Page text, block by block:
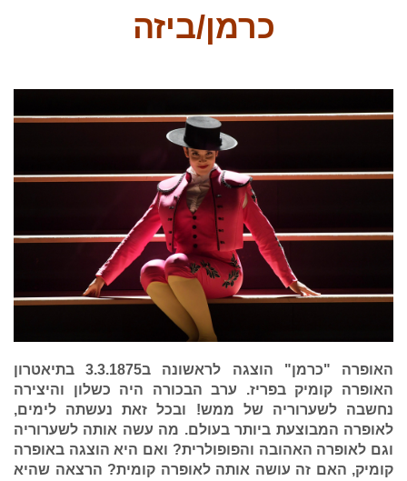
כרמן/ביזה
האופרה "כרמן" הוצגה לראשונה ב3.3.1875 בתיאטרון
האופרה קומיק בפריז. ערב הבכורה היה כשלון והיצירה
נחשבה לשערוריה של ממש! ובכל זאת נעשתה לימים,
לאופרה המבוצעת ביותר בעולם. מה עשה אותה לשערוריה
וגם לאופרה האהובה והפופולרית? ואם היא הוצגה באופרה
קומיק, האם זה עושה אותה לאופרה קומית? הרצאה שהיא